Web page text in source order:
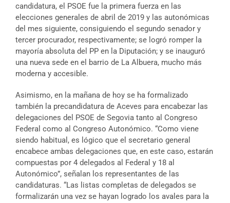
candidatura, el PSOE fue la primera fuerza en las
elecciones generales de abril de 2019 y las autonómicas
del mes siguiente, consiguiendo el segundo senador y
tercer procurador, respectivamente; se logró romper la
mayoría absoluta del PP en la Diputación; y se inauguró
una nueva sede en el barrio de La Albuera, mucho más
moderna y accesible.
Asimismo, en la mañana de hoy se ha formalizado
también la precandidatura de Aceves para encabezar las
delegaciones del PSOE de Segovia tanto al Congreso
Federal como al Congreso Autonómico. “Como viene
siendo habitual, es lógico que el secretario general
encabece ambas delegaciones que, en este caso, estarán
compuestas por 4 delegados al Federal y 18 al
Autonómico”, señalan los representantes de las
candidaturas. “Las listas completas de delegados se
formalizarán una vez se hayan logrado los avales para la